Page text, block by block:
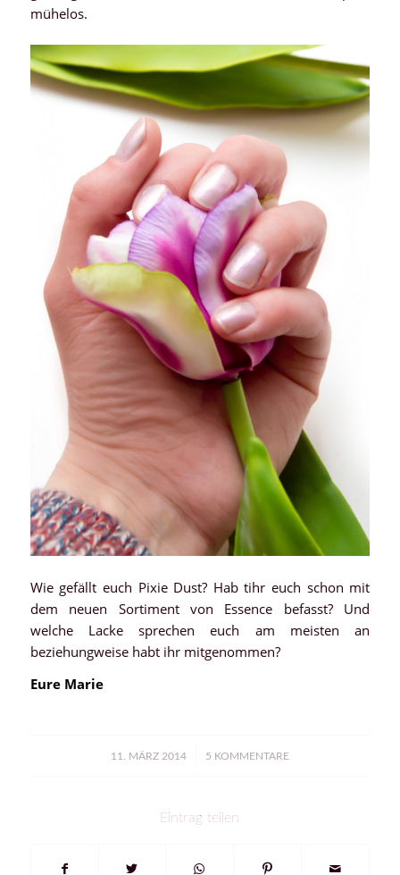
mühelos.
Wie gefällt euch Pixie Dust? Hab tihr euch schon mit
dem neuen Sortiment von Essence befasst? Und
welche Lacke sprechen euch am meisten an
beziehungweise habt ihr mitgenommen?
Eure Marie
11. MÄRZ 2014
/ 5 KOMMENTARE
Eintrag teilen